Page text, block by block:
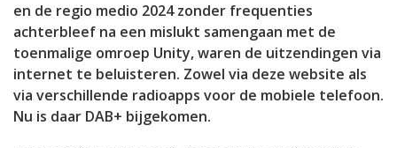
en de regio medio 2024 zonder frequenties
achterbleef na een mislukt samengaan met de
toenmalige omroep Unity, waren de uitzendingen via
internet te beluisteren. Zowel via deze website als
via verschillende radioapps voor de mobiele telefoon.
Nu is daar DAB+ bijgekomen.